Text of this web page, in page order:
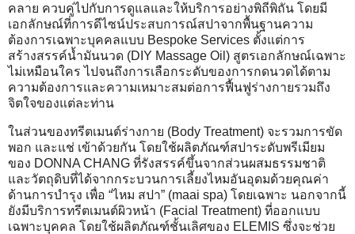
คลาย ควบคู่ไปกับการดูแลและให้บริการอย่างพิถีพิถัน โดยมี
เอกลักษณ์ที่การดีไซน์ประสบการณ์สปาจากพื้นฐานความ
ต้องการเฉพาะบุคคลแบบ Bespoke Services ตั้งแต่การ
สร้างสรรค์น้ำมันนวด (DIY Massage Oil) สูตรเอกลักษณ์เฉพาะ
ไม่เหมือนใคร ไปจนถึงการเลือกระดับของการกดนวดได้ตาม
ความต้องการและความเหมาะสมต่อการฟื้นฟูร่างกายรวมถึง
จิตใจของแต่ละท่าน
ในส่วนของทรีตเมนต์ร่างกาย (Body Treatment) จะรวมการขัด
พอก และแช่ เข้าด้วยกัน โดยใช้ผลิตภัณฑ์สปาระดับพรีเมียม
ของ DONNA CHANG ที่รังสรรค์ขึ้นจากส่วนผสมธรรมชาติ
และวัตถุดิบที่ได้จากกระบวนการเลี้ยงไหมอันอุดมด้วยคุณค่า
ด้านการบำรุง เพื่อ “ไหม สปา” (maai spa) โดยเฉพาะ นอกจากนี้
ยังมีบริการทรีตเมนต์ผิวหน้า (Facial Treatment) ที่ออกแบบ
เฉพาะบุคคล โดยใช้ผลิตภัณฑ์ชั้นเลิศของ ELEMIS ซึ่งจะช่วย